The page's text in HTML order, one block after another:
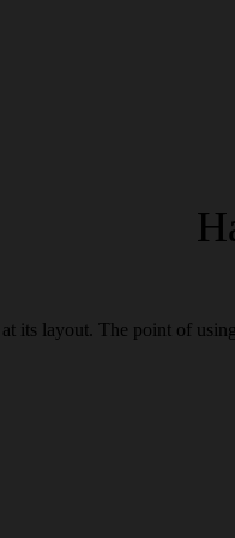
its layout. The point of